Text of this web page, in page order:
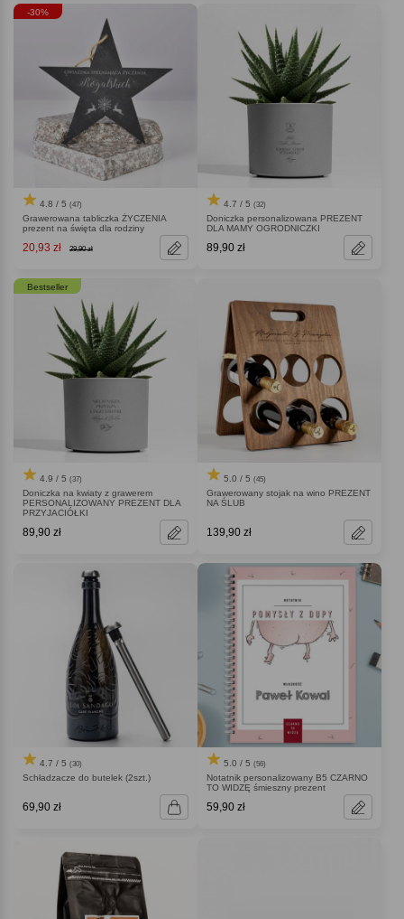
-30%
4.8 / 5 (47)
Grawerowana tabliczka ŻYCZENIA
prezent na święta dla rodziny
20,93 zł 29,90 zł
4.7 / 5 (32)
Doniczka personalizowana PREZENT
DLA MAMY OGRODNICZKI
89,90 zł
Bestseller
4.9 / 5 (37)
Doniczka na kwiaty z grawerem
PERSONALIZOWANY PREZENT DLA
PRZYJACIÓŁKI
89,90 zł
5.0 / 5 (45)
Grawerowany stojak na wino PREZENT
NA ŚLUB
139,90 zł
4.7 / 5 (30)
Schładzacze do butelek (2szt.)
69,90 zł
5.0 / 5 (56)
Notatnik personalizowany B5 CZARNO
TO WIDZĘ śmieszny prezent
59,90 zł